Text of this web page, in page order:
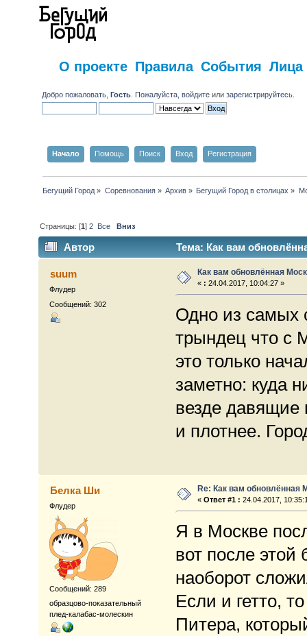
О проекте Правила События Лица
Добро пожаловать,Гость . Пожалуйста,войдите илизарегистрируйтесь
Начало Помощь Поиск Вход Регистрация
Бегущий Город » Соревнования» Архив » Бегущий Город в столицах »
Страницы: [1]2 Все Вниз
Автор Тема: Как вам
suum
Флудер
Сообщений: 302
Как вам обновлённая
« : 24.04.2017, 10:04:27 »
Одно из самых
трындец что с
это только
заметно: куда
везде давящие
и плотнее.
Белка Ши
Флудер
Сообщений: 289
образцово-показательный
плед-калабас-молескин
Re: Как вам обновлённая
«Ответ #1 : 24.04.2017,
Я в Москве
вот после этой
наоборот
Если и гетто,
Питера,